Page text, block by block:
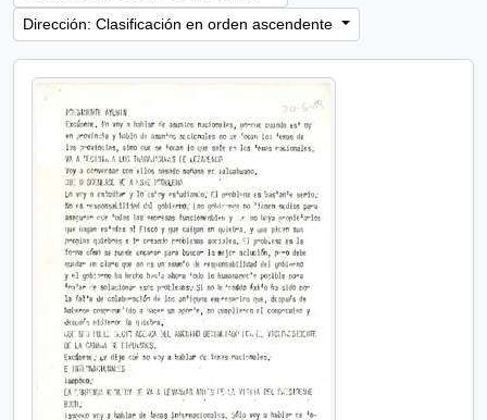
Dirección: Clasificación en orden ascendente